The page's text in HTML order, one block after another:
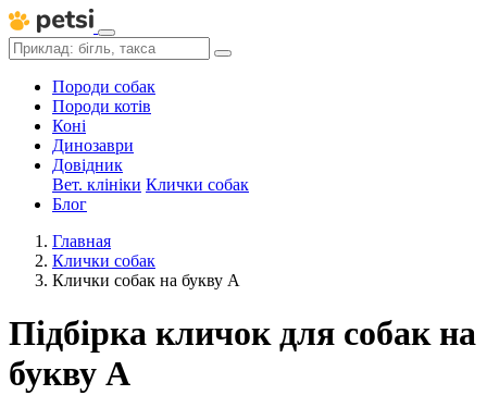
Породи собак
Породи котів
Коні
Динозаври
Довідник
Вет. клініки Клички собак
Блог
Главная
Клички собак
Клички собак на букву А
Підбірка кличок для собак на
букву А